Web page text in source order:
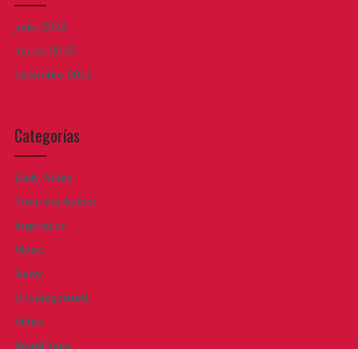
junio 2024
marzo 2015
diciembre 2013
Categorías
Daily Notes
From the Author
Inspiration
Music
News
Uncategorized
Video
WordPress